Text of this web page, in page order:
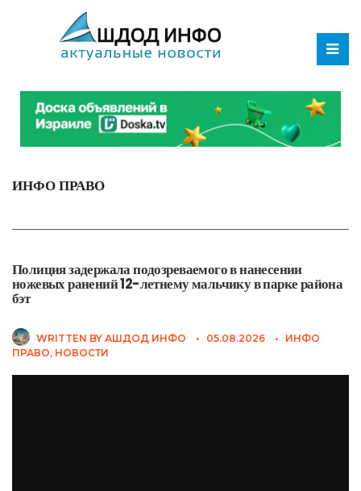
ИНФО ПРАВО
Полиция задержала подозреваемого в нанесении
ножевых ранений 12-летнему мальчику в парке района
бэт
WRITTEN BY АШДОД ИНФО • 05.08.2026 •
ИНФО
ПРАВО, НОВОСТИ